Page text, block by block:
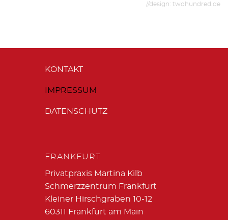
//de­sign: twohundred.​de
Navigation
KONTAKT
IMPRESSUM
DATENSCHUTZ
FRANKFURT
Privatpraxis Martina Kilb
Schmerzzentrum Frankfurt
Kleiner Hirschgraben 10-12
60311 Frankfurt am Main